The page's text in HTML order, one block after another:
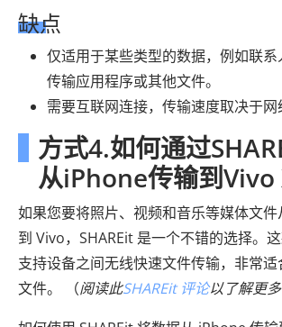
缺点
仅适用于某些类型的数据，例如联
传输应用程序或其他文件。
需要互联网连接，传输速度取决于网
方式4.如何通过
从iPhone传输到Vivo
如果您要将照片、视频和音乐等媒体文
到 Vivo，SHAREit 是一个不错的选择。
支持设备之间无线快速文件传输，非常
文件。 （阅读此SHAREit 评论以了解更多